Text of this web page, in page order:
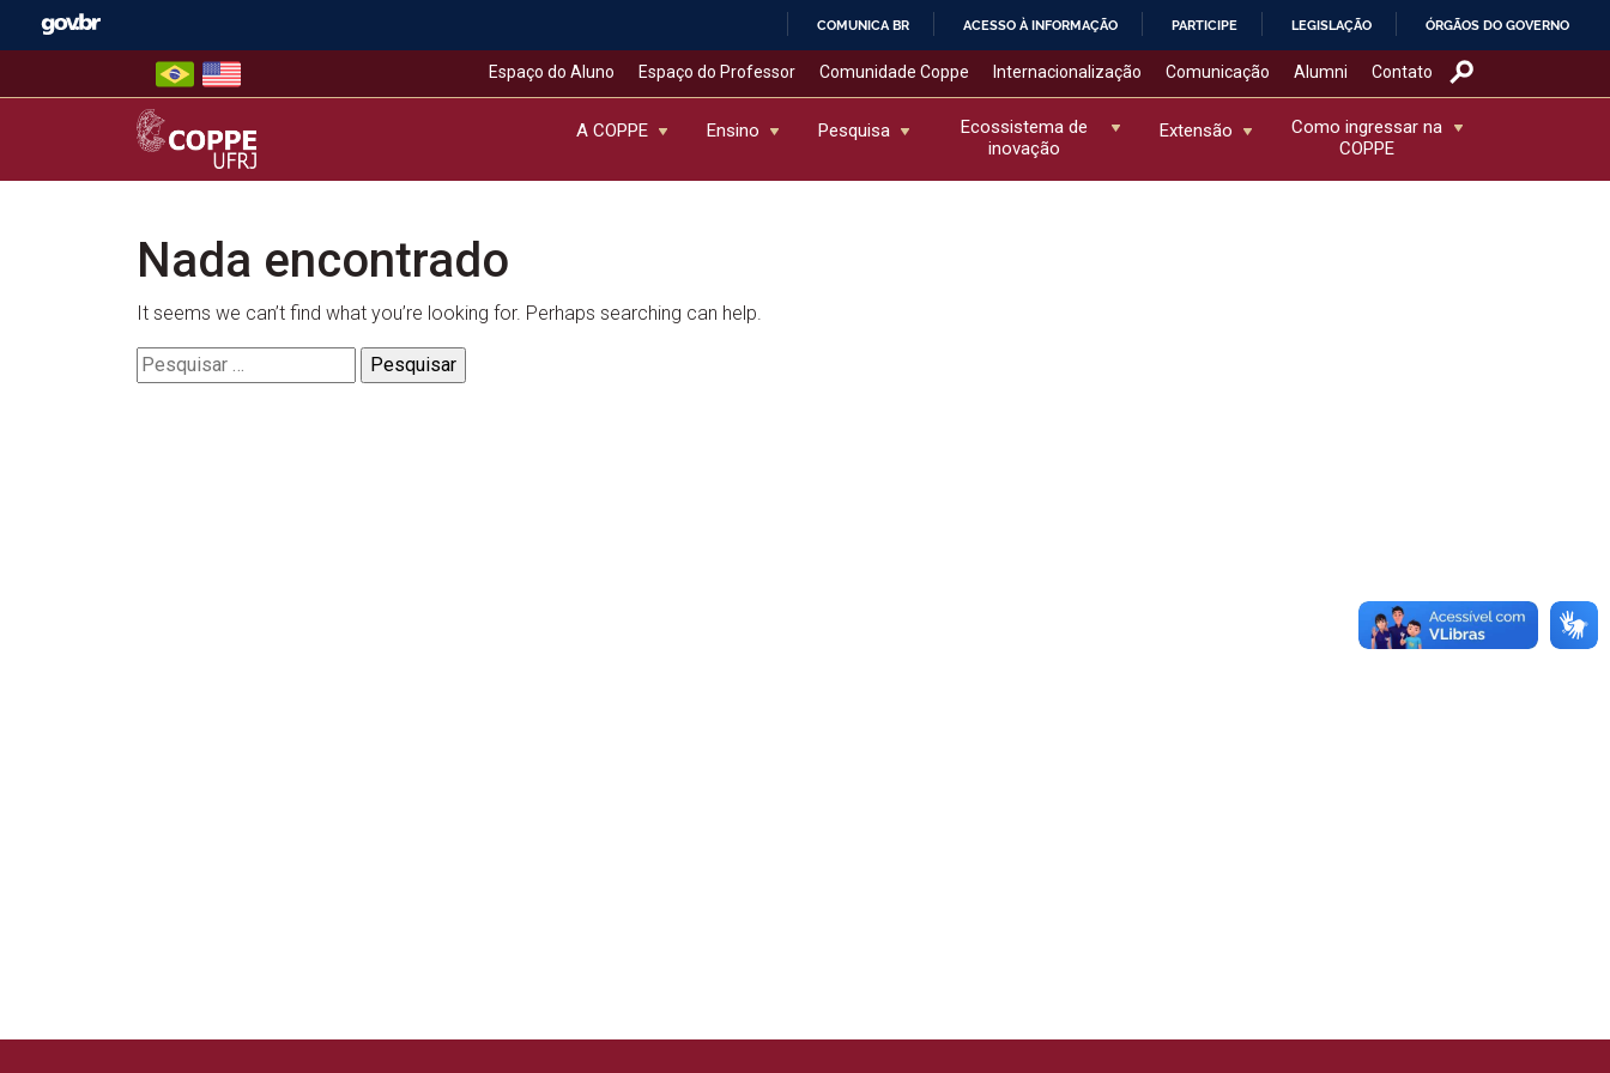
COMUNICA BR ACESSO À INFORMAÇÃO PARTICIPE LEGISLAÇÃO ÓRGÃOS DO GOVERNO
Espaço do Aluno Espaço do Professor Comunidade Coppe Internacionalização Comunicação Alumni Contato
COPPE – UFRJ
A COPPE Ensino Pesquisa
Ecossistema de
inovação
Extensão
Como ingressar na
COPPE
Nada encontrado
It seems we can’t find what you’re looking for. Perhaps searching can help.
Pesquisar
por: